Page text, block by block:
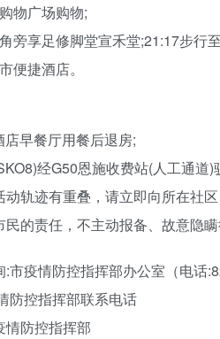
物广场购物;
旁享足修脚堂宣禾堂;21:17步行
便捷酒店。
早餐厅用餐后退房;
经G50恩施收费站(人工通道)
轨迹有重叠，请立即向所在社
的责任，不主动报备、故意隐
市疫情防控指挥部办公室（电话
防控指挥部联系电话
情防控指挥部